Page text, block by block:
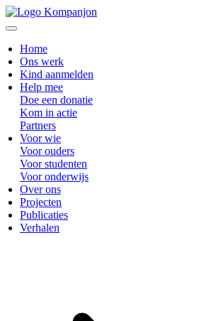
Home
Ons werk
Kind aanmelden
Help mee
Doe een donatie
Kom in actie
Partners
Voor wie
Voor ouders
Voor studenten
Voor onderwijs
Over ons
Projecten
Publicaties
Verhalen